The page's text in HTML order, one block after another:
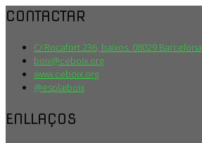
CONTACTAR
C/ Rocafort 236, baixos. 08029 Barcelona
boix@ceboix.org
www.ceboix.org
@esplaiboix
ENLLAÇOS